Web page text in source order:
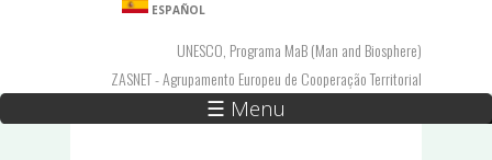
ESPAÑOL
UNESCO, Programa MaB (Man and Biosphere)
ZASNET - Agrupamento Europeu de Cooperação Territorial
☰ Menu